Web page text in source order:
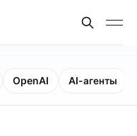
OpenAI AI-агенты